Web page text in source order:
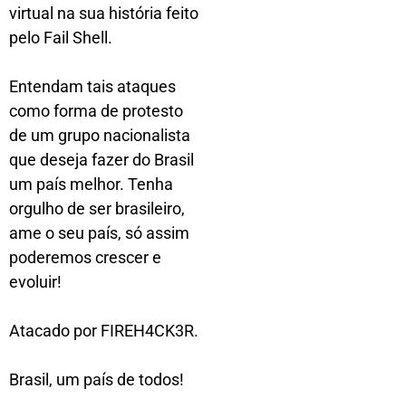
virtual na sua história feito
pelo Fail Shell.
Entendam tais ataques
como forma de protesto
de um grupo nacionalista
que deseja fazer do Brasil
um país melhor. Tenha
orgulho de ser brasileiro,
ame o seu país, só assim
poderemos crescer e
evoluir!
Atacado por FIREH4CK3R.
Brasil, um país de todos!